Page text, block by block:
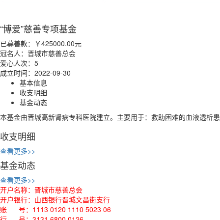
“博爱”慈善专项基金
已募善款： ￥425000.00元
冠名人：晋城市慈善总会
爱心人次：5
成立时间：2022-09-30
基本信息
收支明细
基金动态
本基金由晋城高新肾病专科医院建立。主要用于：救助困难的血液透析
收支明细
查看更多>>
基金动态
查看更多>>
开户名称：晋城市慈善总会
开户银行：山西银行晋城文昌街支行
账 号：1113 0120 1110 5023 06